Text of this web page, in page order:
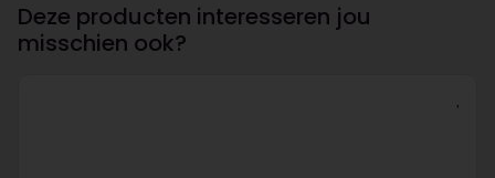
Deze producten interesseren jou
misschien ook?